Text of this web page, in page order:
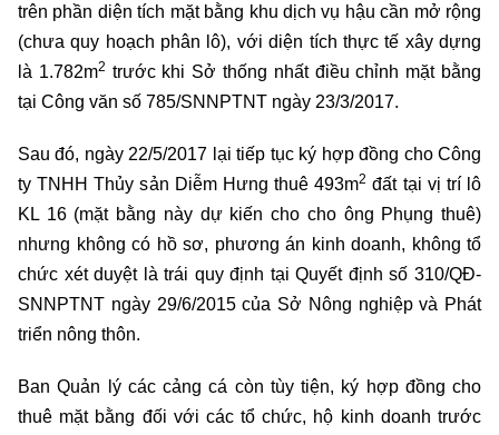
trên phần diện tích mặt bằng khu dịch vụ hậu cần mở rộng
(chưa quy hoạch phân lô), với diện tích thực tế xây dựng
là 1.782m2 trước khi Sở thống nhất điều chỉnh mặt bằng
tại Công văn số 785/SNNPTNT ngày 23/3/2017.
Sau đó, ngày 22/5/2017 lại tiếp tục ký hợp đồng cho Công
ty TNHH Thủy sản Diễm Hưng thuê 493m2 đất tại vị trí lô
KL 16 (mặt bằng này dự kiến cho cho ông Phụng thuê)
nhưng không có hồ sơ, phương án kinh doanh, không tổ
chức xét duyệt là trái quy định tại Quyết định số 310/QĐ-
SNNPTNT ngày 29/6/2015 của Sở Nông nghiệp và Phát
triển nông thôn.
Ban Quản lý các cảng cá còn tùy tiện, ký hợp đồng cho
thuê mặt bằng đối với các tổ chức, hộ kinh doanh trước